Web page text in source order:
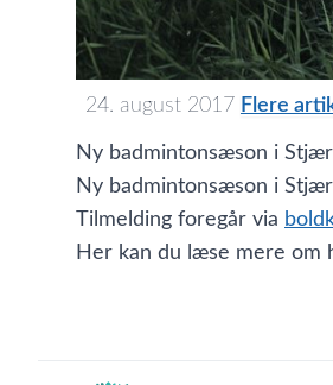
24. august 2017 Flere
Ny badmintonsæson i Stjær
Ny badmintonsæson i
Tilmelding foregår via
Her kan du læse mere om